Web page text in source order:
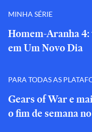
MINHA SÉRIE
Homem-Aranha
em Um Novo Dia
PARA TODAS AS
Gears of War e
o fim de semana